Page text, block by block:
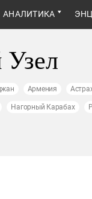
АНАЛИТИКА
Узел
Армения
Нагорный Карабах